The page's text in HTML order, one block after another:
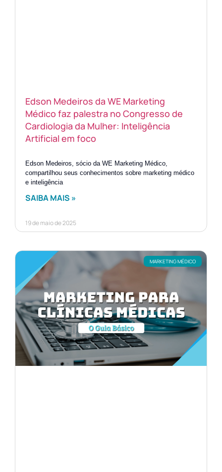
Edson Medeiros da WE Marketing
Médico faz palestra no Congresso de
Cardiologia da Mulher: Inteligência
Artificial em foco
Edson Medeiros, sócio da WE Marketing Médico,
compartilhou seus conhecimentos sobre marketing médico
e inteligência
SAIBA MAIS »
19 de maio de 2025
MARKETING MÉDICO